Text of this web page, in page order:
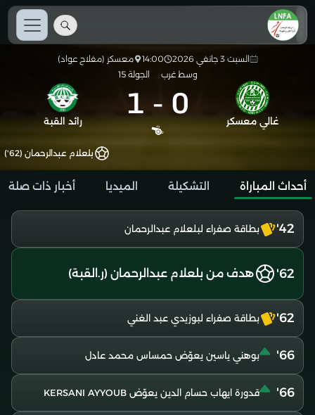
السبت 3 جانفي 2026 14:00
معسكر (مفلاح عواد)
وسط غرب
الجولة 15
غالي معسكر 0
-
1 رائد القبة
بلعلام عبدالرحمان (62')
أحداث المباراة التشكيلة الميديا أخبار ذات صلة
42' بطاقة صفراء لبلعلام عبدالرحمان
62' هدف من بلعلام عبدالرحمان (ر.القبة)
62' بطاقة صفراء لبوزيدي عبد الغني
66' بوهني ياسين يعوّض حمساس محمد عادل
66' قدورة ايهاب حسام الدين يعوّض KERSANI AYYOUB